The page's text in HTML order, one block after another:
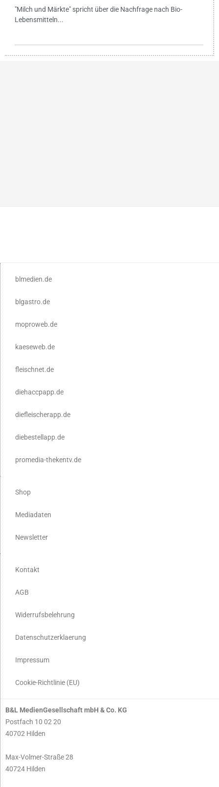
"Milch und Märkte" spricht über die Nachfrage nach Bio-
Lebensmitteln...
blmedien.de
blgastro.de
moproweb.de
kaeseweb.de
fleischnet.de
diehaccpapp.de
diefleischerapp.de
diebestellapp.de
promedia-thekentv.de
Shop
Mediadaten
Newsletter
Kontakt
AGB
Widerrufsbelehrung
Datenschutzerklaerung
Impressum
Cookie-Richtlinie (EU)
B&L MedienGesellschaft mbH & Co. KG
Postfach 10 02 20
40702 Hilden
Max-Volmer-Straße 28
40724 Hilden